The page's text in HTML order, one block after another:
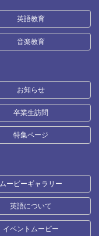
英語教育
音楽教育
お知らせ
卒業生訪問
特集ページ
ムービーギャラリー
英語について
イベントムービー